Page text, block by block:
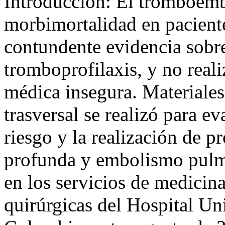
morbimortalidad en
contundente evidencia
tromboprofilaxis, y no
médica insegura.
trasversal se realizó para
riesgo y la realización de
profunda y embolismo
en los servicios de
quirúrgicas del Hospital